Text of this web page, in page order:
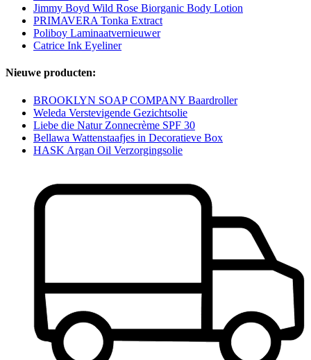
Jimmy Boyd Wild Rose Biorganic Body Lotion
PRIMAVERA Tonka Extract
Poliboy Laminaatvernieuwer
Catrice Ink Eyeliner
Nieuwe producten:
BROOKLYN SOAP COMPANY Baardroller
Weleda Verstevigende Gezichtsolie
Liebe die Natur Zonnecrème SPF 30
Bellawa Wattenstaafjes in Decoratieve Box
HASK Argan Oil Verzorgingsolie